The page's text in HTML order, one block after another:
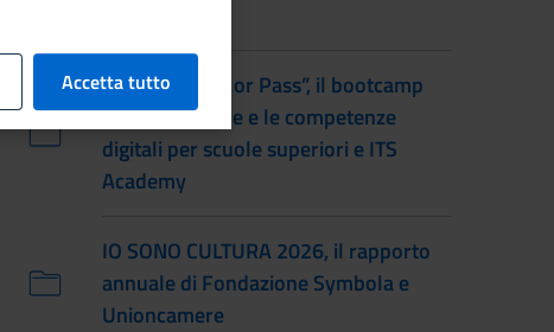
Torna “Smash or Pass”, il bootcamp
sull’educazione e le competenze
digitali per scuole superiori e ITS
Academy
IO SONO CULTURA 2026, il rapporto
annuale di Fondazione Symbola e
Unioncamere
Accetta tutto